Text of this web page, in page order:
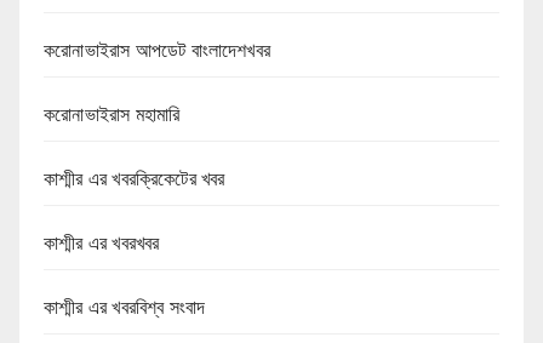
করোনাভাইরাস আপডেট বাংলাদেশখবর
করোনাভাইরাস মহামারি
কাশ্মীর এর খবরক্রিকেটের খবর
কাশ্মীর এর খবরখবর
কাশ্মীর এর খবরবিশ্ব সংবাদ